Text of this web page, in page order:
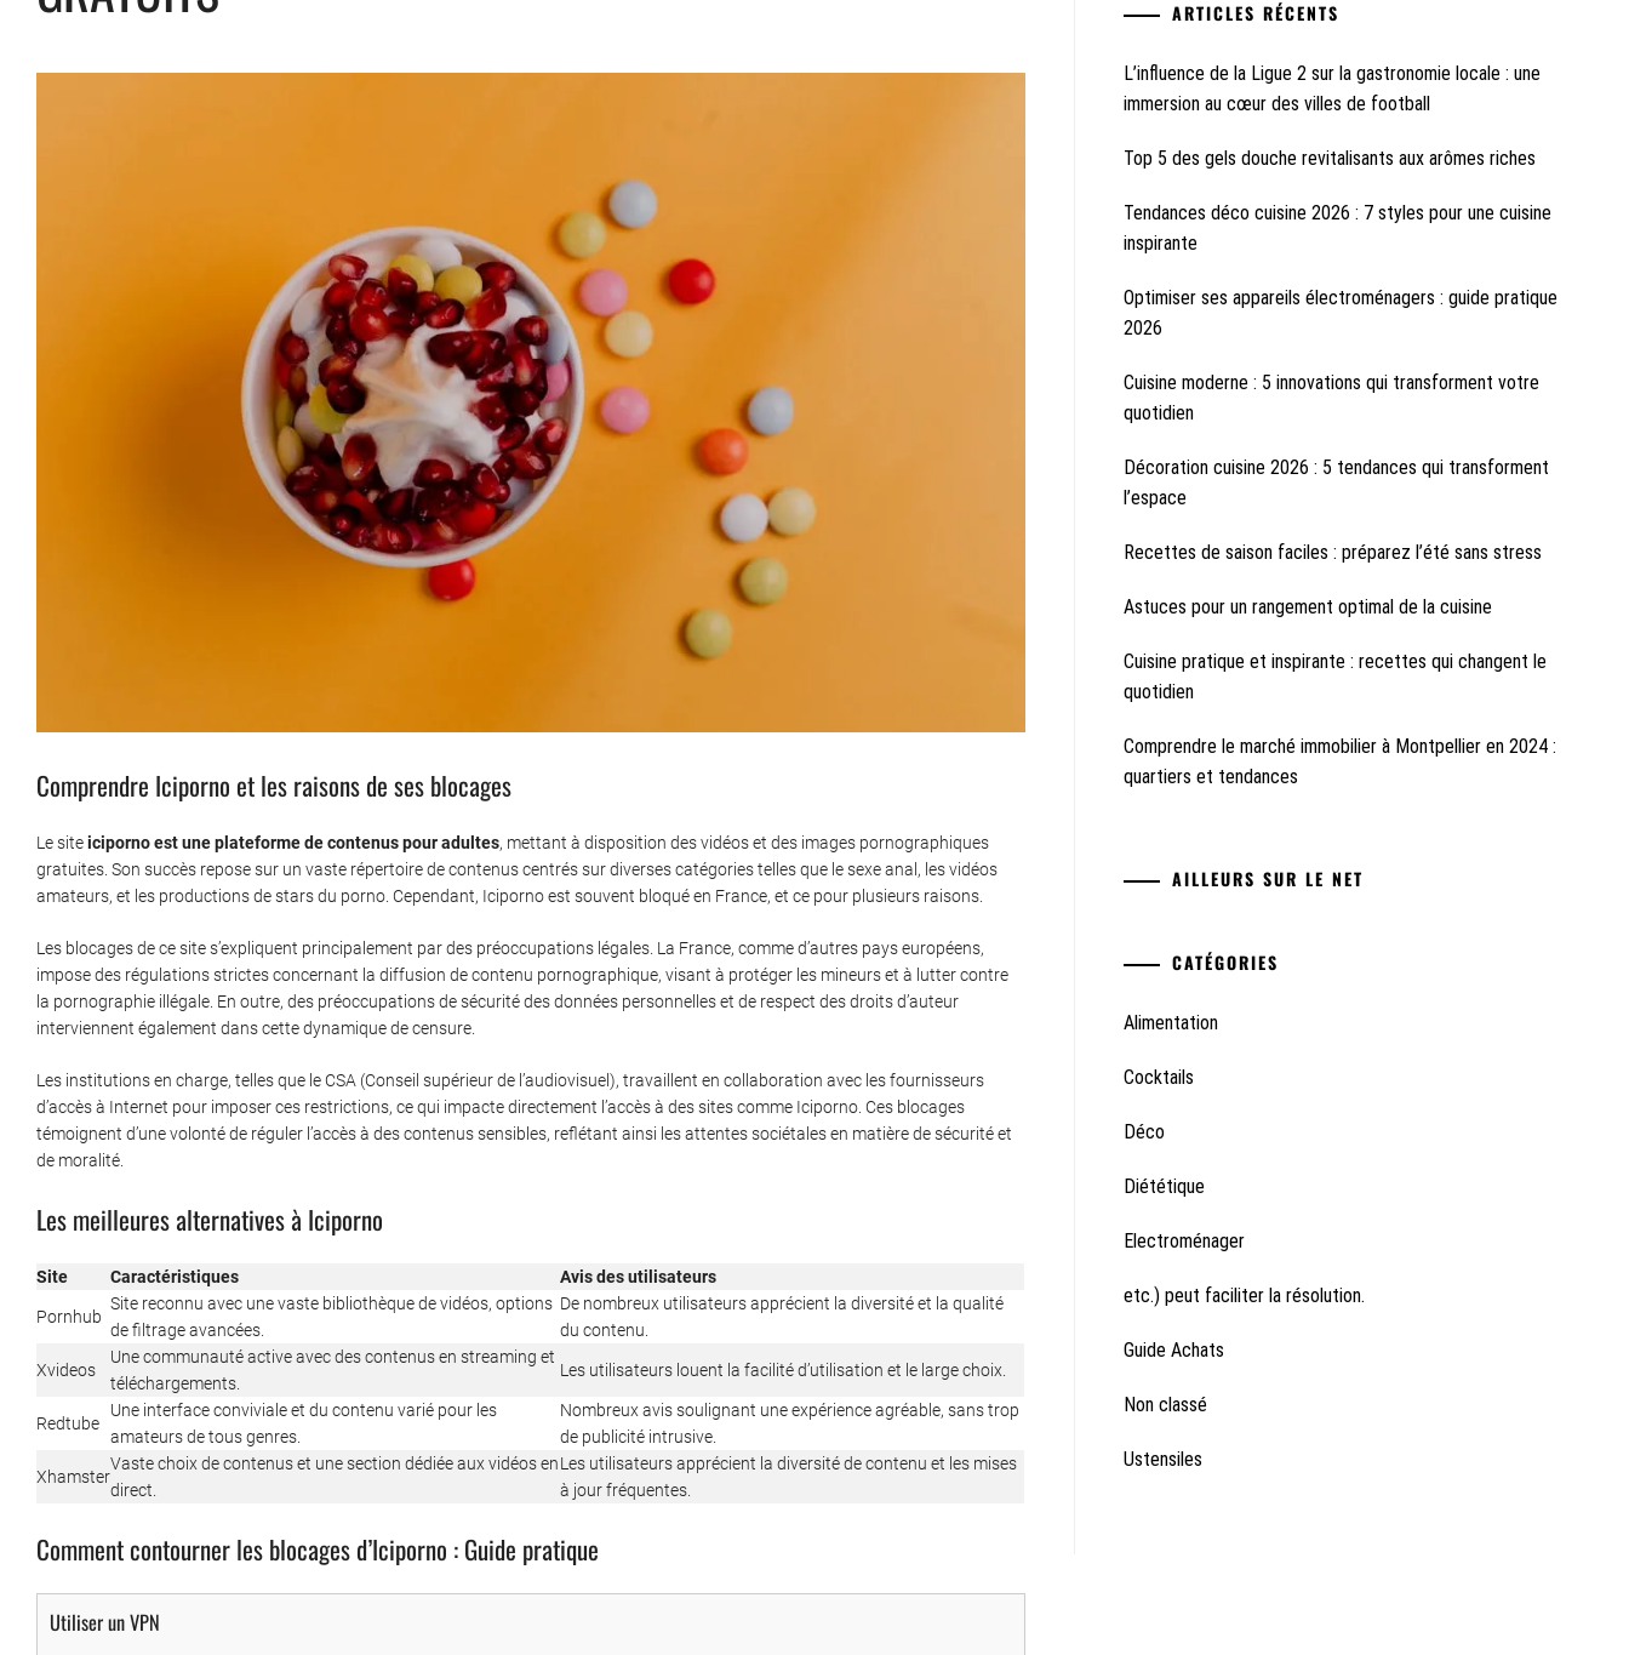
Comprendre Iciporno et les raisons de ses blocages
Le siteiciporno est une plateforme de contenus pour adultes, mettant à disposition des vidéos et des images pornographiques
gratuites. Son succès repose sur un vaste répertoire de contenus centrés sur diverses catégories telles que le sexe anal, les vidéos
amateurs, et les productions de stars du porno. Cependant, Iciporno est souvent bloqué en France, et ce pour plusieurs raisons.
Les blocages de ce site s’expliquent principalement par des préoccupations légales. La France, comme d’autres pays européens,
impose des régulations strictes concernant la diffusion de contenu pornographique, visant à protéger les mineurs et à lutter contre
la pornographie illégale. En outre, des préoccupations de sécurité des données personnelles et de respect des droits d’auteur
interviennent également dans cette dynamique de censure.
Les institutions en charge, telles que le CSA (Conseil supérieur de l’audiovisuel), travaillent en collaboration avec les fournisseurs
d’accès à Internet pour imposer ces restrictions, ce qui impacte directement l’accès à des sites comme Iciporno. Ces blocages
témoignent d’une volonté de réguler l’accès à des contenus sensibles, reflétant ainsi les attentes sociétales en matière de sécurité et
de moralité.
Les meilleures alternatives à Iciporno
Site Caractéristiques Avis des utilisateurs
Pornhub
Site reconnu avec une vaste bibliothèque de vidéos, options
de filtrage avancées.
De nombreux utilisateurs apprécient la diversité et la qualité
du contenu.
Xvideos
Une communauté active avec des contenus en streaming et
téléchargements.
Les utilisateurs louent la facilité d’utilisation et le large choix.
Redtube
Une interface conviviale et du contenu varié pour les
amateurs de tous genres.
Nombreux avis soulignant une expérience agréable, sans trop
de publicité intrusive.
Xhamster
Vaste choix de contenus et une section dédiée aux vidéos en
direct.
Les utilisateurs apprécient la diversité de contenu et les mises
à jour fréquentes.
Comment contourner les blocages d’Iciporno : Guide pratique
Utiliser un VPN
ARTICLES RÉCENTS
L’influence de la Ligue 2 sur la gastronomie locale : une
immersion au cœur des villes de football
Top 5 des gels douche revitalisants aux arômes riches
Tendances déco cuisine 2026 : 7 styles pour une cuisine
inspirante
Optimiser ses appareils électroménagers : guide pratique
2026
Cuisine moderne : 5 innovations qui transforment votre
quotidien
Décoration cuisine 2026 : 5 tendances qui transforment
l’espace
Recettes de saison faciles : préparez l’été sans stress
Astuces pour un rangement optimal de la cuisine
Cuisine pratique et inspirante : recettes qui changent le
quotidien
Comprendre le marché immobilier à Montpellier en 2024 :
quartiers et tendances
AILLEURS SUR LE NET
CATÉGORIES
Alimentation
Cocktails
Déco
Diététique
Electroménager
etc.) peut faciliter la résolution.
Guide Achats
Non classé
Ustensiles